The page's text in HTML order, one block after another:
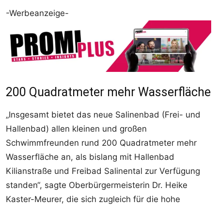
-Werbeanzeige-
200 Quadratmeter mehr Wasserfläche
„Insgesamt bietet das neue Salinenbad (Frei- und
Hallenbad) allen kleinen und großen
Schwimmfreunden rund 200 Quadratmeter mehr
Wasserfläche an, als bislang mit Hallenbad
Kilianstraße und Freibad Salinental zur Verfügung
standen“, sagte Oberbürgermeisterin Dr. Heike
Kaster-Meurer, die sich zugleich für die hohe